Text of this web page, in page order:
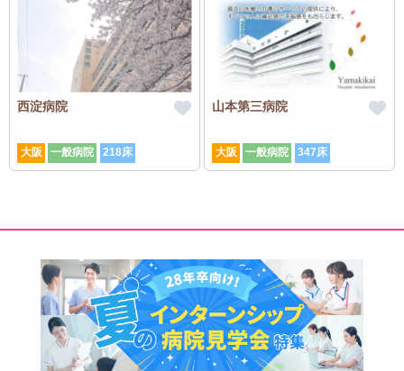
西淀病院
大阪 一般病院 218床
山本第三病院
大阪 一般病院 347床